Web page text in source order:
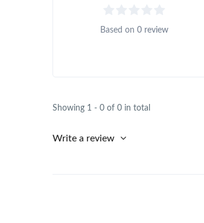
Based on 0 review
Showing 1 - 0 of 0 in total
Write a review